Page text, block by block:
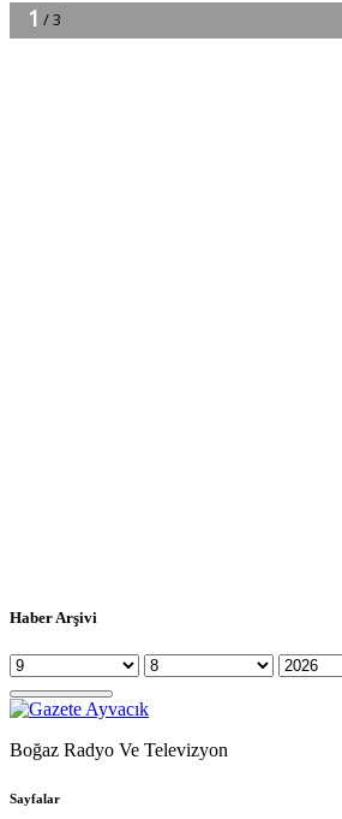
Haber Arşivi
Boğaz Radyo Ve Televizyon
Sayfalar